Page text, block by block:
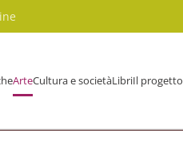
ArteCultura e societàLibriIl progetto